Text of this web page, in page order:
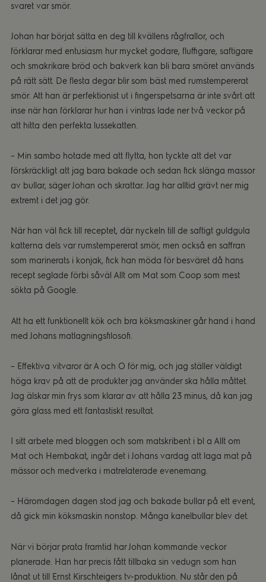
svaret var smör.
Johan har börjat sätta en deg till kvällens rågfrallor, och
förklarar med entusiasm hur mycket godare, fluffigare, saftigare
och smakrikare bröd och bakverk kan bli bara smöret används
på rätt sätt. De flesta degar blir som bäst med rumstempererat
smör. Att han är perfektionist ut i fingerspetsarna är inte svårt att
inse när han förklarar hur han i vintras lade ner två veckor på
att hitta den perfekta lussekatten.
– Min sambo hotade med att flytta, hon tyckte att det var
förskräckligt att jag bara bakade och sedan fick slänga massor
av bullar, säger Johan och skrattar. Jag har alltid grävt ner mig
extremt i det jag gör.
När han väl fick till receptet, där nyckeln till de saftigt guldgula
katterna dels var rumstempererat smör, men också en saffran
som marinerats i konjak, fick han möda för besväret då hans
recept seglade förbi såväl Allt om Mat som Coop som mest
sökta på Google.
Att ha ett funktionellt kök och bra köksmaskiner går hand i hand
med Johans matlagningsfilosofi.
– Effektiva vitvaror är A och O för mig, och jag ställer väldigt
höga krav på att de produkter jag använder ska hålla måttet.
Jag älskar min frys som klarar av att hålla 23 minus, då kan jag
göra glass med ett fantastiskt resultat.
I sitt arbete med bloggen och som matskribent i bl a Allt om
Mat och Hembakat, ingår det i Johans vardag att laga mat på
mässor och medverka i matrelaterade evenemang.
– Häromdagen dagen stod jag och bakade bullar på ett event,
då gick min köksmaskin nonstop. Många kanelbullar blev det.
När vi börjar prata framtid har Johan kommande veckor
planerade. Han har precis fått tillbaka sin vedugn som han
lånat ut till Ernst Kirschteigers tv-produktion. Nu står den på